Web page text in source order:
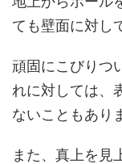
ても壁面に対し
頑固にこびりつ
れに対しては、
ないこともあり
また、真上を見